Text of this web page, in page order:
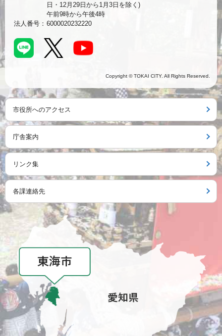
日・12月29日から1月3日を除く)
午前9時から午後4時
法人番号： 6000020232220
Copyright © TOKAI CITY. All Rights Reserved.
市役所へのアクセス
庁舎案内
リンク集
各課連絡先